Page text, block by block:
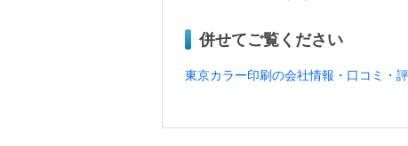
併せてご覧ください
東京カラー印刷の会社情報・口コミ・